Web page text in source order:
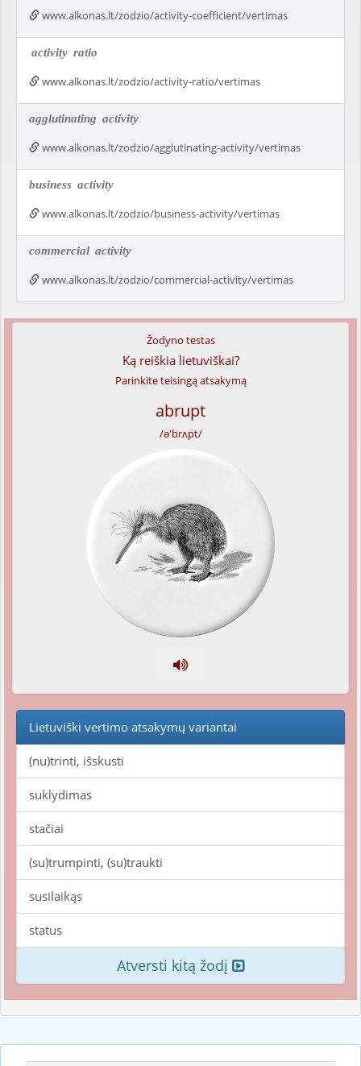
www.alkonas.lt/zodzio/activity-coefficient/vertimas
activity ratio
www.alkonas.lt/zodzio/activity-ratio/vertimas
agglutinating activity
www.alkonas.lt/zodzio/agglutinating-activity/vertimas
business activity
www.alkonas.lt/zodzio/business-activity/vertimas
commercial activity
www.alkonas.lt/zodzio/commercial-activity/vertimas
Žodyno testas
Ką reiškia lietuviškai?
Parinkite teisingą atsakymą
abrupt
/ə'brʌpt/
Lietuviški vertimo atsakymų variantai
(nu)trinti, išskusti
suklydimas
stačiai
(su)trumpinti, (su)traukti
susilaikąs
status
Atversti kitą žodį